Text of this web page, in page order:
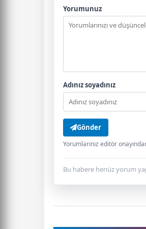
Yorumunuz
Adınız soyadınız
Gönder
Yorumlarınız editör
Bu habere henüz yorum